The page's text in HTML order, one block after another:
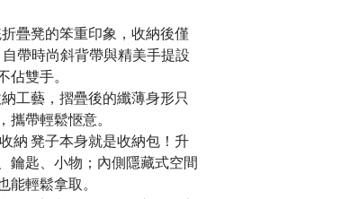
疊凳的笨重印象，收納後僅
帶時尚斜背帶與精美手提設
雙手。
工藝，摺疊後的纖薄身形只
帶輕鬆愜意。
納 凳子本身就是收納包！升
鑰匙、小物；內側隱藏式空間
輕鬆拿取。